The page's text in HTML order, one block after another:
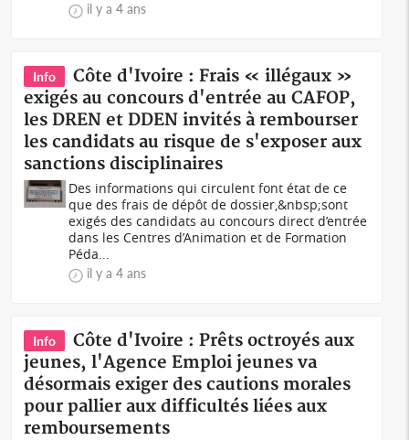
il y a 4 ans
Info
Côte d'Ivoire : Frais « illégaux »
exigés au concours d'entrée au CAFOP,
les DREN et DDEN invités à rembourser
les candidats au risque de s'exposer aux
sanctions disciplinaires
Des informations qui circulent font état de ce
que des frais de dépôt de dossier,&nbsp;sont
exigés des candidats au concours direct d’entrée
dans les Centres d’Animation et de Formation
Péda...
il y a 4 ans
Info
Côte d'Ivoire : Prêts octroyés aux
jeunes, l'Agence Emploi jeunes va
désormais exiger des cautions morales
pour pallier aux difficultés liées aux
remboursements